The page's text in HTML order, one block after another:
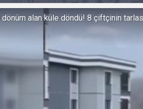
Çerez
Çerezler,
metin
alanlar için
Gerekli
Üçüncü Parti
alan küle döndü! 8 çiftçinin tarlası